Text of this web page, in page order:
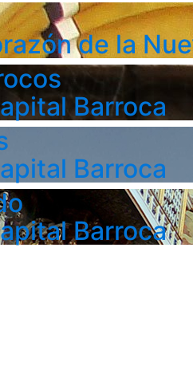
de la
Barroca
Barroca
Barroca